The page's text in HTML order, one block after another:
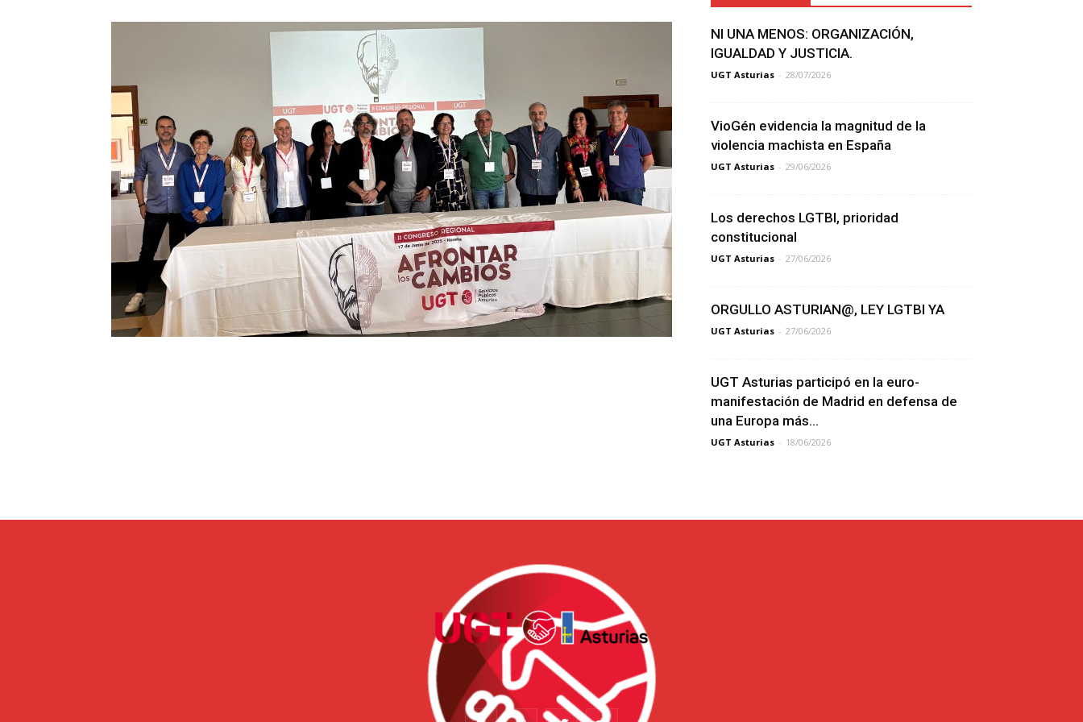
NI UNA MENOS: ORGANIZACIÓN,
IGUALDAD Y JUSTICIA.
UGT Asturias - 28/07/2026
VioGén evidencia la magnitud de la
violencia machista en España
UGT Asturias - 29/06/2026
Los derechos LGTBI, prioridad
constitucional
UGT Asturias - 27/06/2026
ORGULLO ASTURIAN@, LEY LGTBI YA
UGT Asturias - 27/06/2026
UGT Asturias participó en la euro-
manifestación de Madrid en defensa de
una Europa más...
UGT Asturias - 18/06/2026